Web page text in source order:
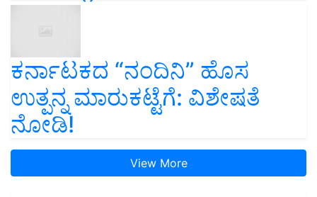
ಕರ್ನಾಟಕದ “ನಂದಿನಿ” ಹೊಸ
ಉತ್ಪನ್ನ ಮಾರುಕಟ್ಟೆಗೆ: ವಿಶೇಷತೆ
ನೋಡಿ!
View More